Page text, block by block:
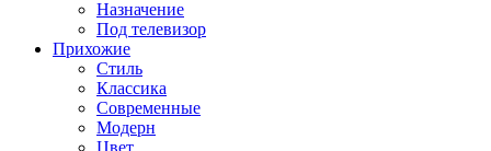
Назначение
Под телевизор
Прихожие
Стиль
Классика
Современные
Модерн
Цвет